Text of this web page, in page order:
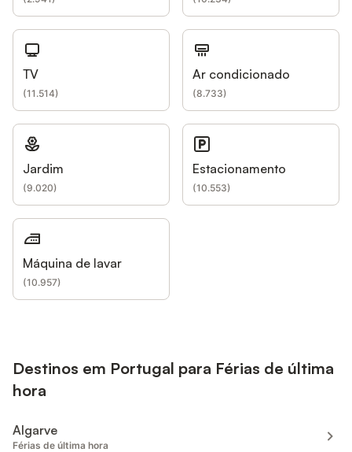
TV
(11.514)
Ar condicionado
(8.733)
Jardim
(9.020)
Estacionamento
(10.553)
Máquina de lavar
(10.957)
Destinos em Portugal para Férias de última
hora
Algarve
Férias de última hora